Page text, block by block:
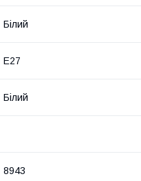
Білий
E27
Білий
8943